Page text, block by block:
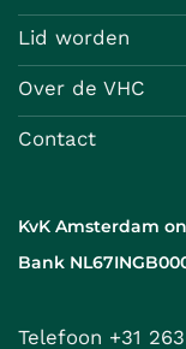
Lid worden
Over de VHC
Contact
KvK Amsterdam
Bank
Telefoon +31 263